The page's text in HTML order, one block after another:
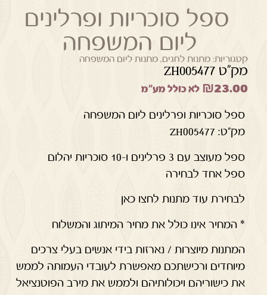
ספל סוכריות ופרלינים
ליום המשפחה
קטגוריות: מתנות לחגים,מתנות ליום המשפחה
מק"ט ZH005477
₪23.00 לא כולל מע"מ
ספל סוכריות ופרלינים ליום המשפחה
מק"ט: ZH005477
ספל מעוצב עם 3 פרלינים ו-10 סוכריות יהלום
ספל אחד לבחירה
לבחירת עוד מתנות לחצו כאן
* המחיר אינו כולל את מחיר המיתוג והמשלוח
המתנות מיוצרות / נארזות בידי אנשים בעלי צרכים
מיוחדים ורכישתכם מאפשרת לעובדי העמותה לממש
את כישוריהם ויכולותיהם ולממש את מירב הפוטנציאל